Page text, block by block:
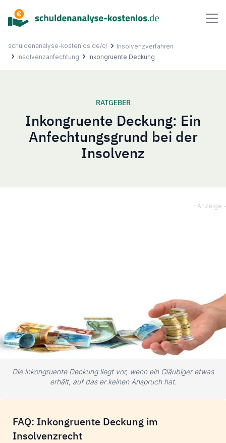
springen
Ablauf
schuldenanalyse-kostenlos.de/c/
Insolvenzverfahren
Insolvenzanfechtung
Inkongruente Deckung
RATGEBER
Inkongruente Deckung: Ein
Anfechtungsgrund bei der
Insolvenz
Die inkongruente Deckung liegt vor, wenn ein Gläubiger etwas
erhält, auf das er keinen Anspruch hat.
FAQ: Inkongruente Deckung im
Insolvenzrecht